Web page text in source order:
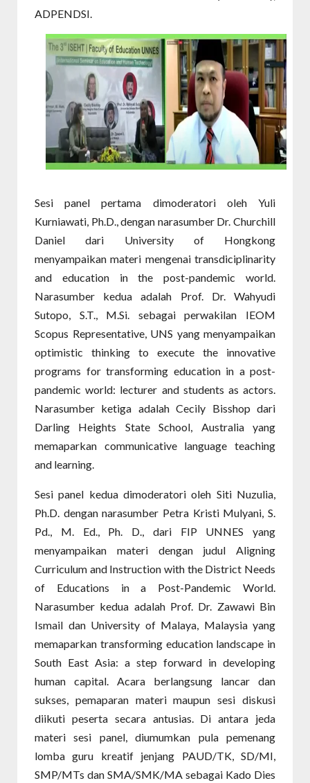
ADPENDSI.
Sesi panel pertama dimoderatori oleh Yuli
Kurniawati, Ph.D., dengan narasumber Dr. Churchill
Daniel dari University of Hongkong
menyampaikan materi mengenai transdiciplinarity
and education in the post-pandemic world.
Narasumber kedua adalah Prof. Dr. Wahyudi
Sutopo, S.T., M.Si. sebagai perwakilan IEOM
Scopus Representative, UNS yang menyampaikan
optimistic thinking to execute the innovative
programs for transforming education in a post-
pandemic world: lecturer and students as actors.
Narasumber ketiga adalah Cecily Bisshop dari
Darling Heights State School, Australia yang
memaparkan communicative language teaching
and learning.
Sesi panel kedua dimoderatori oleh Siti Nuzulia,
Ph.D. dengan narasumber Petra Kristi Mulyani, S.
Pd., M. Ed., Ph. D., dari FIP UNNES yang
menyampaikan materi dengan judul Aligning
Curriculum and Instruction with the District Needs
of Educations in a Post-Pandemic World.
Narasumber kedua adalah Prof. Dr. Zawawi Bin
Ismail dan University of Malaya, Malaysia yang
memaparkan transforming education landscape in
South East Asia: a step forward in developing
human capital. Acara berlangsung lancar dan
sukses, pemaparan materi maupun sesi diskusi
diikuti peserta secara antusias. Di antara jeda
materi sesi panel, diumumkan pula pemenang
lomba guru kreatif jenjang PAUD/TK, SD/MI,
SMP/MTs dan SMA/SMK/MA sebagai Kado Dies